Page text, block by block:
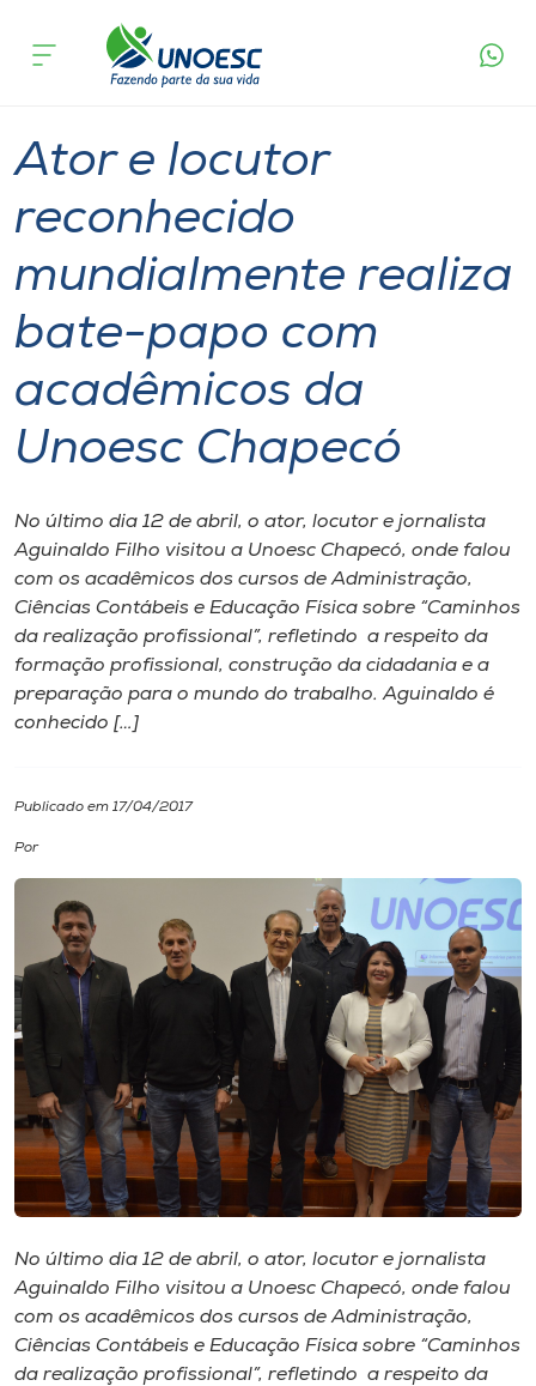
Cursos
Atendimento ao Estudante
Portal de Ensino
Unoesc
Internacionalização
I.nova
Diplomados
Cultura
CPA
Biblioteca
Editora
Rádio
Museu
Unoesc
Store
Selecione
o idioma
acontece
Ator e locutor
reconhecido
mundialmente realiza
bate-papo com
acadêmicos da
Unoesc Chapecó
No último dia 12 de abril, o ator, locutor e jornalista
Aguinaldo Filho visitou a Unoesc Chapecó, onde falou
com os acadêmicos dos cursos de Administração,
Ciências Contábeis e Educação Física sobre “Caminhos
da realização profissional”, refletindo a respeito da
formação profissional, construção da cidadania e a
preparação para o mundo do trabalho. Aguinaldo é
conhecido […]
Publicado em 17/04/2017
Por
No último dia 12 de abril, o ator, locutor e jornalista
Aguinaldo Filho visitou a Unoesc Chapecó, onde falou
com os acadêmicos dos cursos de Administração,
Ciências Contábeis e Educação Física sobre “Caminhos
da realização profissional”, refletindo a respeito da